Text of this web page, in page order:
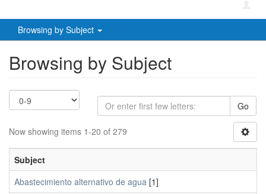
Browsing by Subject
Browsing by Subject
Go
Now showing items 1-20 of 279
Subject
Abastecimiento alternativo de agua [1]